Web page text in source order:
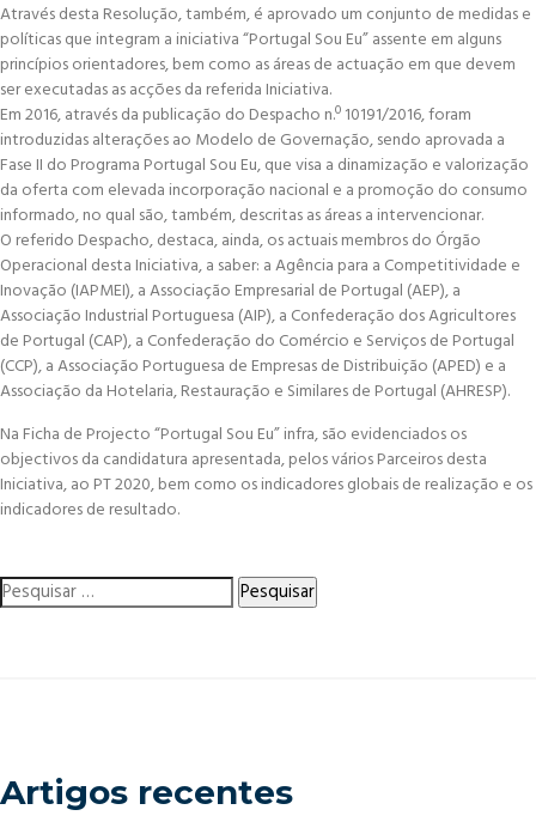
Através desta Resolução, também, é aprovado um conjunto de medidas e
políticas que integram a iniciativa “Portugal Sou Eu” assente em alguns
princípios orientadores, bem como as áreas de actuação em que devem
ser executadas as acções da referida Iniciativa.
Em 2016, através da publicação do Despacho n.º 10191/2016, foram
introduzidas alterações ao Modelo de Governação, sendo aprovada a
Fase II do Programa Portugal Sou Eu, que visa a dinamização e valorização
da oferta com elevada incorporação nacional e a promoção do consumo
informado, no qual são, também, descritas as áreas a intervencionar.
O referido Despacho, destaca, ainda, os actuais membros do Órgão
Operacional desta Iniciativa, a saber: a Agência para a Competitividade e
Inovação (IAPMEI), a Associação Empresarial de Portugal (AEP), a
Associação Industrial Portuguesa (AIP), a Confederação dos Agricultores
de Portugal (CAP), a Confederação do Comércio e Serviços de Portugal
(CCP), a Associação Portuguesa de Empresas de Distribuição (APED) e a
Associação da Hotelaria, Restauração e Similares de Portugal (AHRESP).
Na Ficha de Projecto “Portugal Sou Eu” infra, são evidenciados os
objectivos da candidatura apresentada, pelos vários Parceiros desta
Iniciativa, ao PT 2020, bem como os indicadores globais de realização e os
indicadores de resultado.
Pesquisar
por:
Artigos recentes